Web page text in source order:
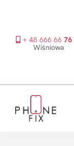
+ 48 666 66 76
Wiśniowa
głównego